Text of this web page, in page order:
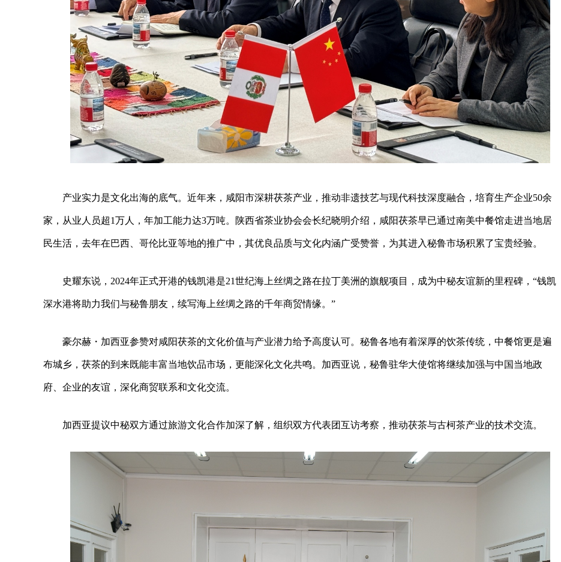
产业实力是文化出海的底气。近年来，咸阳市深耕茯茶产业，推动非遗技艺与现代科技深度融合，培育生产企业50余
家，从业人员超1万人，年加工能力达3万吨。陕西省茶业协会会长纪晓明介绍，咸阳茯茶早已通过南美中餐馆走进当地居
民生活，去年在巴西、哥伦比亚等地的推广中，其优良品质与文化内涵广受赞誉，为其进入秘鲁市场积累了宝贵经验。
史耀东说，2024年正式开港的钱凯港是21世纪海上丝绸之路在拉丁美洲的旗舰项目，成为中秘友谊新的里程碑，“钱凯
深水港将助力我们与秘鲁朋友，续写海上丝绸之路的千年商贸情缘。”
豪尔赫・加西亚参赞对咸阳茯茶的文化价值与产业潜力给予高度认可。秘鲁各地有着深厚的饮茶传统，中餐馆更是遍
布城乡，茯茶的到来既能丰富当地饮品市场，更能深化文化共鸣。加西亚说，秘鲁驻华大使馆将继续加强与中国当地政
府、企业的友谊，深化商贸联系和文化交流。
加西亚提议中秘双方通过旅游文化合作加深了解，组织双方代表团互访考察，推动茯茶与古柯茶产业的技术交流。